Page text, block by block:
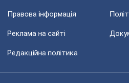
Правова інформація
Реклама на сайті
Редакційна політика